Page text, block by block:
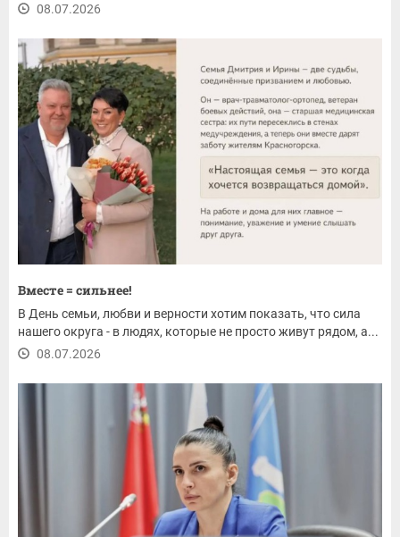
08.07.2026
Вместе = сильнее!
В День семьи, любви и верности хотим показать, что сила
нашего округа - в людях, которые не просто живут рядом, а...
08.07.2026